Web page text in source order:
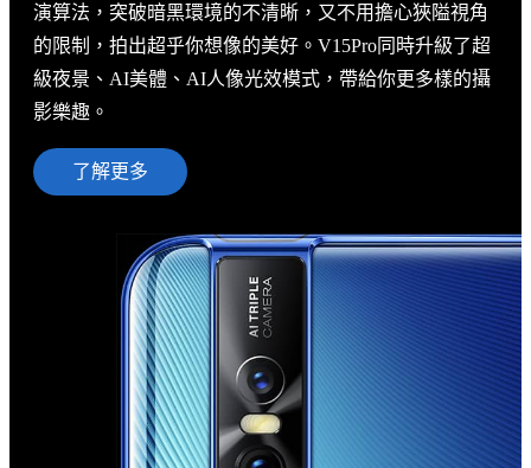
演算法，突破暗黑環境的不清晰，又不用擔心狹隘視角
的限制，拍出超乎你想像的美好。V15Pro同時升級了超
級夜景、AI美體、AI人像光效模式，帶給你更多樣的攝
影樂趣。
了解更多